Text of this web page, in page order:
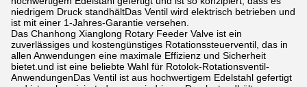
niedrigem Druck standhältDas Ventil wird elektrisch betrieben und
ist mit einer 1-Jahres-Garantie versehen.
Das Chanhong Xianglong Rotary Feeder Valve ist ein
zuverlässiges und kostengünstiges Rotationssteuerventil, das in
allen Anwendungen eine maximale Effizienz und Sicherheit
bietet.und ist eine beliebte Wahl für Rotolok-Rotationsventil-
AnwendungenDas Ventil ist aus hochwertigem Edelstahl gefertigt